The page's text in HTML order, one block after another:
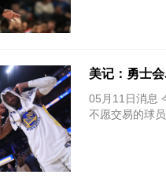
美记：勇士
05月11日消息
不愿交易的球